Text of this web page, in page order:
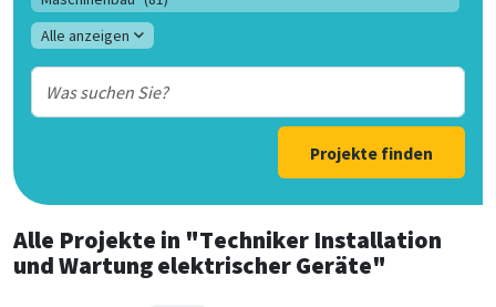
Alle anzeigen
Projekte finden
Alle Projekte in "Techniker Installation
und Wartung elektrischer Geräte"